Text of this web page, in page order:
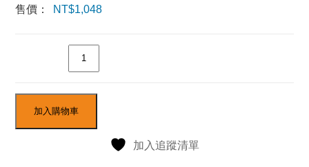
售價： NT$1,048
加入購物車
加入追蹤清單